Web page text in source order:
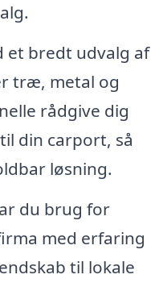
et bredt udvalg af
træ, metal og
rådgive dig
din carport, så
løsning.
du brug for
med erfaring
til lokale